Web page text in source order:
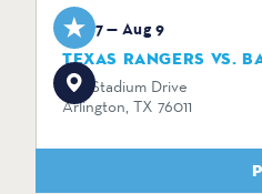
Aug 7 — Aug 9
TEXAS RANGERS VS.
734 Stadium Drive
Arlington, TX 76011